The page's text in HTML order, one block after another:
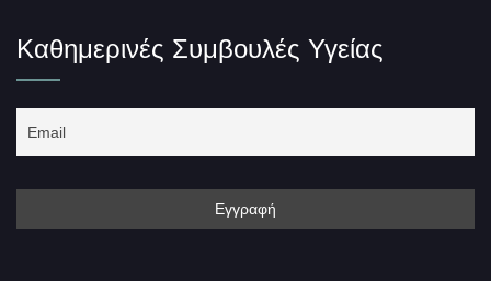
Καθημερινές Συμβουλές Υγείας